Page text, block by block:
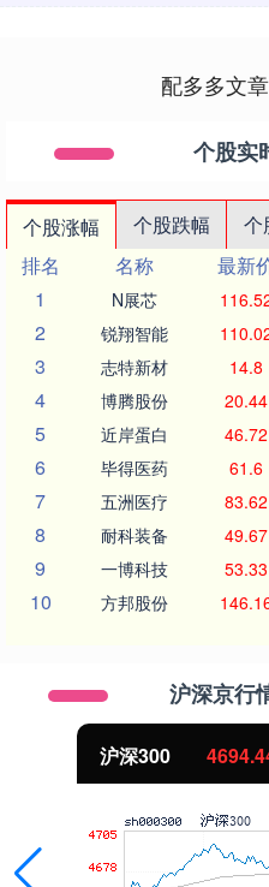
配多多文
个股实
个股涨幅 个股跌幅 个
排名
名称 最新
1
N展芯
2 锐翔智能
3 志特新材 14.8
4 博腾股份 20.44
5 近岸蛋白 46.72
6 毕得医药 61.6
7 五洲医疗 83.62
8 耐科装备 49.67
9 一博科技 53.33
10 方邦股份
沪深京行
沪深300